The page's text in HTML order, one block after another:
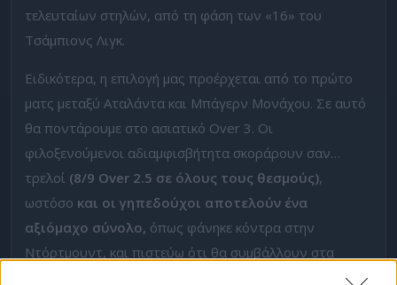
τελευταίων στηλών, από τη φάση των «16» του
Τσάμπιονς Λιγκ.
Ειδικότερα, η επιλογή μας προέρχεται από το πρώτο
ματς μεταξύ Αταλάντα και Μπάγερν Μονάχου. Σε αυτό
θα ποντάρουμε στο ασιατικό Over 3. Οι
φιλοξενούμενοι αδιαμφισβήτητα σκοράρουν σαν…
τρελοί (8/9 Over 2.5 σε όλους τους θεσμούς),
ωστόσο και οι γηπεδούχοι αποτελούν ένα
αξιόμαχο σύνολο, όπως φάνηκε κόντρα στην
Ντόρτμουντ, και πιστεύω ότι θα συμβάλλουν στα